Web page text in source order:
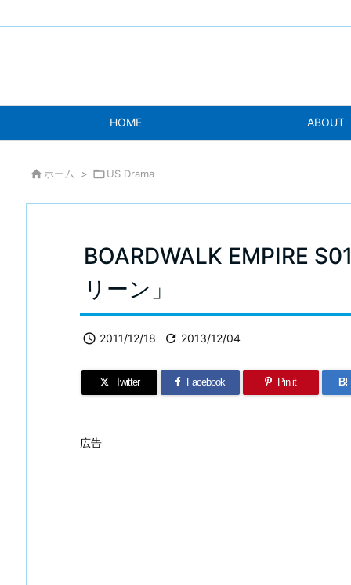
HOME ABOUT
 ホーム > US Drama
BOARDWALK EMPIRE
リーン」
 2011/12/18  2013/12/04
Twitter Facebook Pin it B!
広告